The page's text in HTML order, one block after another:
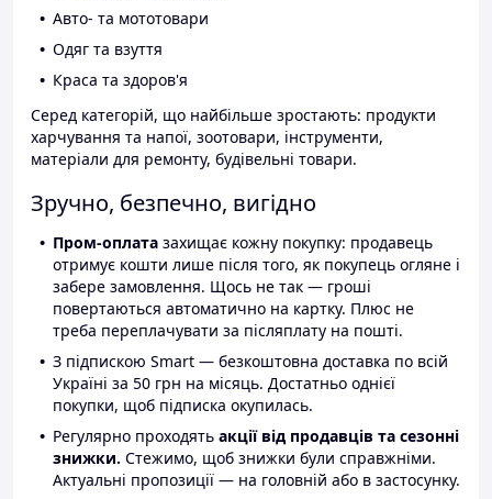
Авто- та мототовари
Одяг та взуття
Краса та здоров'я
Серед категорій, що найбільше зростають: продукти
харчування та напої, зоотовари, інструменти,
матеріали для ремонту, будівельні товари.
Зручно, безпечно, вигідно
Пром-оплата захищає кожну покупку: продавець
отримує кошти лише після того, як покупець огляне і
забере замовлення. Щось не так — гроші
повертаються автоматично на картку. Плюс не
треба переплачувати за післяплату на пошті.
З підпискою Smart — безкоштовна доставка по всій
Україні за 50 грн на місяць. Достатньо однієї
покупки, щоб підписка окупилась.
Регулярно проходять акції від продавців та сезонні
знижки. Стежимо, щоб знижки були справжніми.
Актуальні пропозиції — на головній або в застосунку.